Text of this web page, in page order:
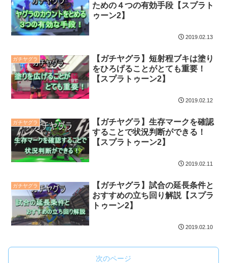
ための４つの有効手段【スプラト
ゥーン2】
2019.02.13
ガチヤグラ
【ガチヤグラ】短射程ブキは塗り
をひろげることがとても重要！
【スプラトゥーン2】
2019.02.12
ガチヤグラ
【ガチヤグラ】生存マークを確認
することで状況判断ができる！
【スプラトゥーン2】
2019.02.11
ガチヤグラ
【ガチヤグラ】試合の延長条件と
おすすめの立ち回り解説【スプラ
トゥーン2】
2019.02.10
次のページ